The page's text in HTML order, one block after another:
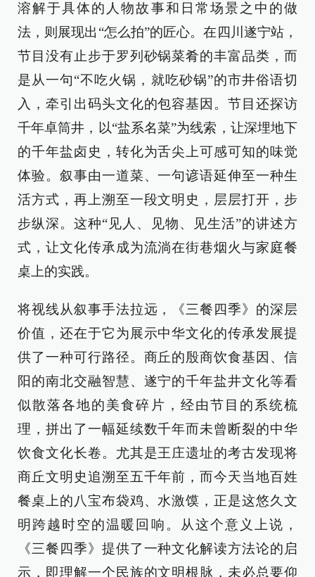
溶解于具体的人物故事和日常场景之中的做
法，则展现出“怎么拍”的匠心。在四川遂宁站，
节目没有止步于罗列砂锅菜肴的丰富品类，而
是从一句“不吃火锅，就吃砂锅”的市井俗语切
入，牵引出码头文化的包容基因。节目还探访
千年卓筒井，以“盐系名菜”为线索，让深埋地下
的千年盐卤史，转化为舌尖上可感可知的味觉
体验。叙事由一道菜、一句谚语延伸至一种生
活方式，再上溯至一段文明史，层层打开，步
步纵深。这种“见人、见物、见生活”的讲述方
式，让文化传承成为流淌在街巷烟火与家庭餐
桌上的实践。
将视线从叙事手法拉远，《三餐四季》的深层
价值，还在于它为展示中华文化的传承发展提
供了一种可行路径。商丘的殷商饮食基因、信
阳的南北交融智慧、遂宁的千年盐井文化等看
似散落各地的美食碎片，经由节目的系统梳
理，拼出了一幅延续数千年而未曾断裂的中华
饮食文化长卷。尤其是王庄遗址的考古发现将
商丘文明史追溯至五千年前，而今天当地百姓
餐桌上的八宝布袋鸡、水激馍，正是这悠久文
明跨越时空的温暖回响。从这个意义上说，
《三餐四季》提供了一种文化解读方法论的启
示，即理解一个民族的文明根脉，未必总要仰